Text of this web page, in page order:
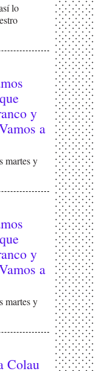
lo
y
a
martes y
y
a
martes y
Colau